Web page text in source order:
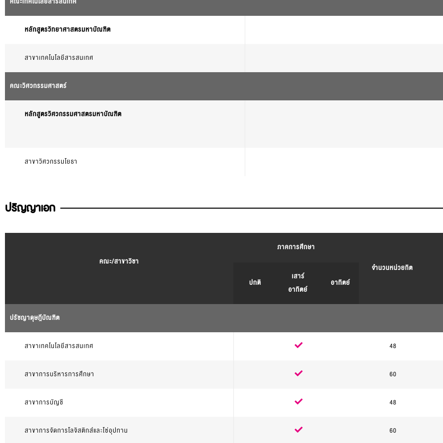
หลักสูตรวิทยาศาสตรมหาบัณฑิต
สาขาเทคโนโลยีสารสนเทศ
คณะวิศวกรรมศาสตร์
หลักสูตรวิศวกรรมศาสตรมหาบัณฑิต
สาขาวิศวกรรมโยธา
ปริญญาเอก
คณะ/สาขาวิชา
ภาคการศึกษา
จำนวนหน่วยกิต
ปกติ
เสาร์
อาทิตย์
อาทิตย์
ปรัชญาดุษฎีบัณฑิต
สาขาเทคโนโลยีสารสนเทศ 48
สาขาการบริหารการศึกษา 60
สาขาการบัญชี 48
สาขาการจัดการโลจิสติกส์และโซ่อุปทาน 60